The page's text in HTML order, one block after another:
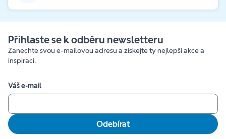
Přihlaste se k odběru newsletteru
Zanechte svou e-mailovou adresu a získejte ty nejlepší akce a
inspiraci.
Váš e-mail
Odebírat